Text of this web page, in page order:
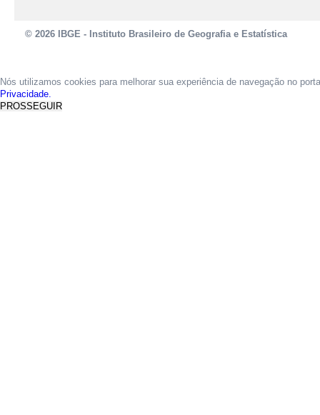
© 2026 IBGE - Instituto Brasileiro de Geografia e Estatística
Nós utilizamos cookies para melhorar sua experiência de navegação no
Privacidade.
PROSSEGUIR